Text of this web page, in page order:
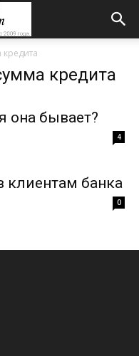
кредита
она бывает?
4
клиентам банка
0